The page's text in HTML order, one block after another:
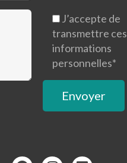
J’accepte de
transmettre ces
informations
personnelles*